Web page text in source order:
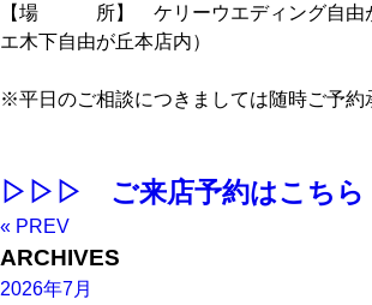
【場 所】 ケリーウエディング自由が
エ木下自由が丘本店内）
※平日のご相談につきましては随時ご予約
▷▷▷ ご来店予約はこちら
« PREV
ARCHIVES
2026年7月